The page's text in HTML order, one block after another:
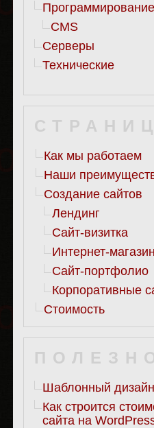
Программирование
CMS
Серверы
Технические
Как мы работаем
Наши
Создание сайтов
Лендинг
Сайт-визитка
Интернет-магазин
Сайт-портфолио
Корпоративные
Стоимость
Шаблонный
Как строится
сайта на